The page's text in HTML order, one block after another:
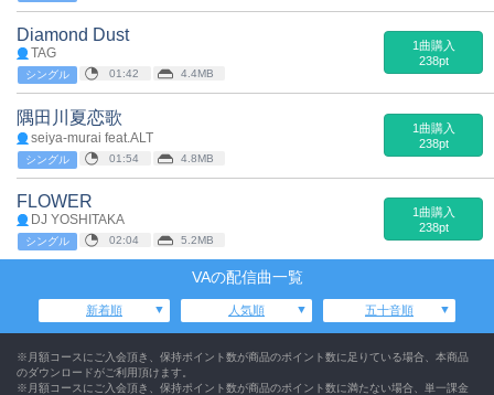
Diamond Dust
TAG
シングル 01:42 4.4MB
1曲購入
238pt
隅田川夏恋歌
seiya-murai feat.ALT
シングル 01:54 4.8MB
1曲購入
238pt
FLOWER
DJ YOSHITAKA
シングル 02:04 5.2MB
1曲購入
238pt
VAの配信曲一覧
新着順 人気順 五十音順
※月額コースにご入会頂き、保持ポイント数が商品のポイント数に足りている場合、本商品
のダウンロードがご利用頂けます。
※月額コースにご入会頂き、保持ポイント数が商品のポイント数に満たない場合、単一課金